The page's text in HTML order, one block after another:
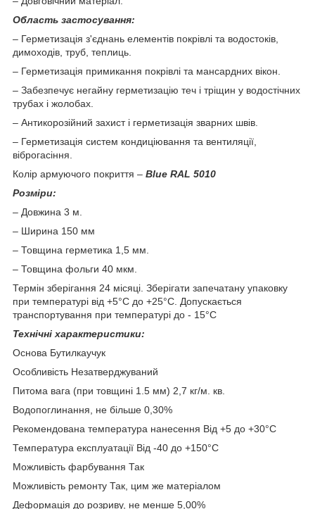
Область застосування:
– Герметизація з'єднань елементів покрівлі та водостоків,
димоходів, труб, теплиць.
– Герметизація примикання покрівлі та мансардних вікон.
– Забезпечує негайну герметизацію теч і тріщин у водостічних
трубах і жолобах.
– Антикорозійний захист і герметизація зварних швів.
– Герметизація систем кондиціювання та вентиляції,
віброгасіння
Колір армуючого покриття – Blue RAL 5010
Розміри:
– Довжина 3 м.
– Ширина 150 мм
– Товщина герметика 1,5 мм.
– Товщина фольги 40 мкм.
Термін зберігання 24 місяці. Зберігати запечатану упаковку
при температурі від +5°С до +25°С. Допускається
транспортування при температурі до - 15°С
Технічні характеристики:
Основа Бутилкаучук
Особливість Незатверджуваний
Питома вага (при товщині 1.5 мм) 2,7 кг/м. кв.
Водопоглинання, не більше 0,30%
Рекомендована температура нанесення Від +5 до +30°С
Температура експлуатації Від -40 до +150°С
Можливість фарбування Так
Можливість ремонту Так, цим же матеріалом
Деформація до розриву, не менше 5,00%